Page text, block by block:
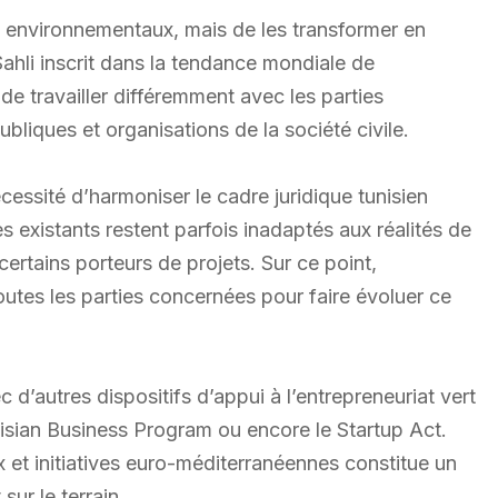
mais de les transformer en
inscrit dans la tendance mondiale de
travailler différemment avec les parties
et organisations de la société civile.
d’harmoniser le cadre juridique tunisien
existants restent parfois inadaptés aux réalités de
porteurs de projets. Sur ce point,
les parties concernées pour faire évoluer ce
dispositifs d’appui à l’entrepreneuriat vert
Business Program ou encore le Startup Act.
initiatives euro-méditerranéennes constitue un